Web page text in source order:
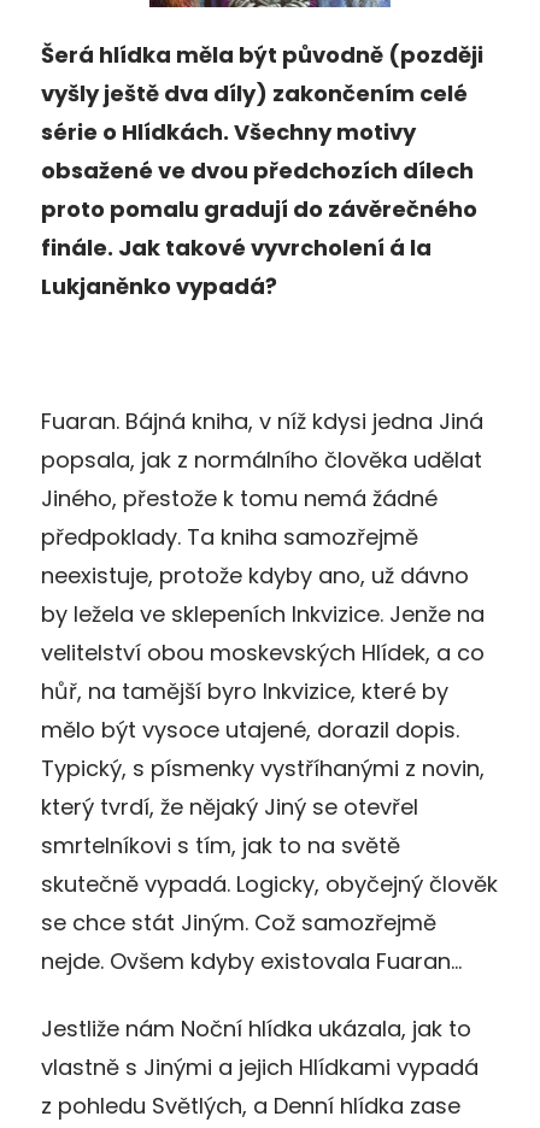
Šerá hlídka měla být původně (později
vyšly ještě dva díly) zakončením celé
série o Hlídkách. Všechny motivy
obsažené ve dvou předchozích dílech
proto pomalu gradují do závěrečného
finále. Jak takové vyvrcholení á la
Lukjaněnko vypadá?
Fuaran. Bájná kniha, v níž kdysi jedna Jiná
popsala, jak z normálního člověka udělat
Jiného, přestože k tomu nemá žádné
předpoklady. Ta kniha samozřejmě
neexistuje, protože kdyby ano, už dávno
by ležela ve sklepeních Inkvizice. Jenže na
velitelství obou moskevských Hlídek, a co
hůř, na tamější byro Inkvizice, které by
mělo být vysoce utajené, dorazil dopis.
Typický, s písmenky vystříhanými z novin,
který tvrdí, že nějaký Jiný se otevřel
smrtelníkovi s tím, jak to na světě
skutečně vypadá. Logicky, obyčejný člověk
se chce stát Jiným. Což samozřejmě
nejde. Ovšem kdyby existovala Fuaran…
Jestliže nám Noční hlídka ukázala, jak to
vlastně s Jinými a jejich Hlídkami vypadá
z pohledu Světlých, a Denní hlídka zase